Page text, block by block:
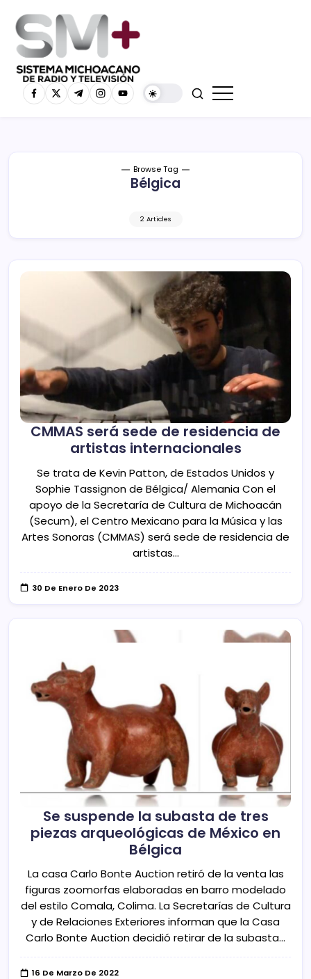
Browse Tag
Bélgica
2 Articles
CMMAS será sede de residencia de
artistas internacionales
Se trata de Kevin Patton, de Estados Unidos y
Sophie Tassignon de Bélgica/ Alemania Con el
apoyo de la Secretaría de Cultura de Michoacán
(Secum), el Centro Mexicano para la Música y las
Artes Sonoras (CMMAS) será sede de residencia de
artistas…
30 De Enero De 2023
Se suspende la subasta de tres
piezas arqueológicas de México en
Bélgica
La casa Carlo Bonte Auction retiró de la venta las
figuras zoomorfas elaboradas en barro modelado
del estilo Comala, Colima. La Secretarías de Cultura
y de Relaciones Exteriores informan que la Casa
Carlo Bonte Auction decidió retirar de la subasta…
16 De Marzo De 2022